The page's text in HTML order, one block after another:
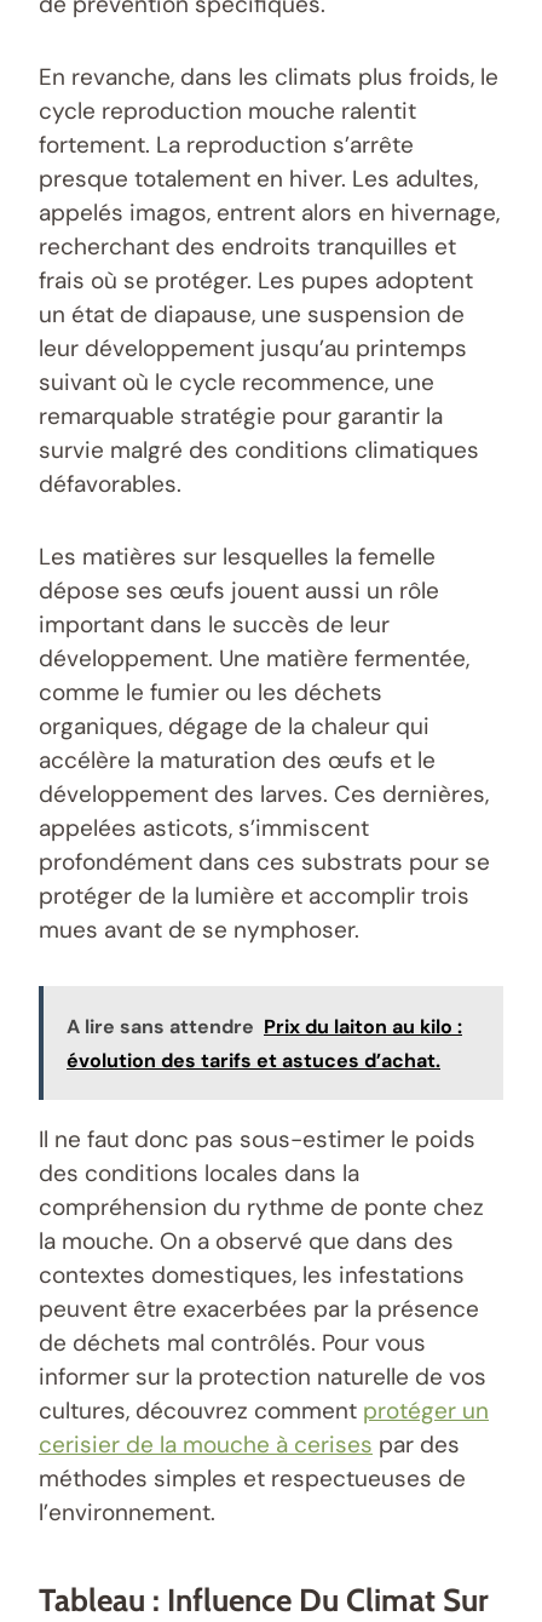
En revanche, dans les climats plus froids, le
cycle reproduction mouche ralentit
fortement. La reproduction s’arrête
presque totalement en hiver. Les adultes,
appelés imagos, entrent alors en hivernage,
recherchant des endroits tranquilles et
frais où se protéger. Les pupes adoptent
un état de diapause, une suspension de
leur développement jusqu’au printemps
suivant où le cycle recommence, une
remarquable stratégie pour garantir la
survie malgré des conditions climatiques
défavorables.
Les matières sur lesquelles la femelle
dépose ses œufs jouent aussi un rôle
important dans le succès de leur
développement. Une matière fermentée,
comme le fumier ou les déchets
organiques, dégage de la chaleur qui
accélère la maturation des œufs et le
développement des larves. Ces dernières,
appelées asticots, s’immiscent
profondément dans ces substrats pour se
protéger de la lumière et accomplir trois
mues avant de se nymphoser.
A lire sans attendre Prix du laiton au kilo :
évolution des tarifs et astuces d’achat.
Il ne faut donc pas sous-estimer le poids
des conditions locales dans la
compréhension du rythme de ponte chez
la mouche. On a observé que dans des
contextes domestiques, les infestations
peuvent être exacerbées par la présence
de déchets mal contrôlés. Pour vous
informer sur la protection naturelle de vos
cultures, découvrez comment protéger un
cerisier de la mouche à cerises par des
méthodes simples et respectueuses de
l’environnement.
Tableau : Influence Du Climat Sur